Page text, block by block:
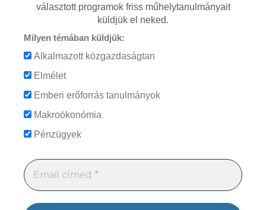
választott programok friss műhelytanulmányait
küldjük el neked.
Milyen témában küldjük:
Alkalmazott közgazdaságtan
Elmélet
Emberi erőforrás tanulmányok
Makroökonómia
Pénzügyek